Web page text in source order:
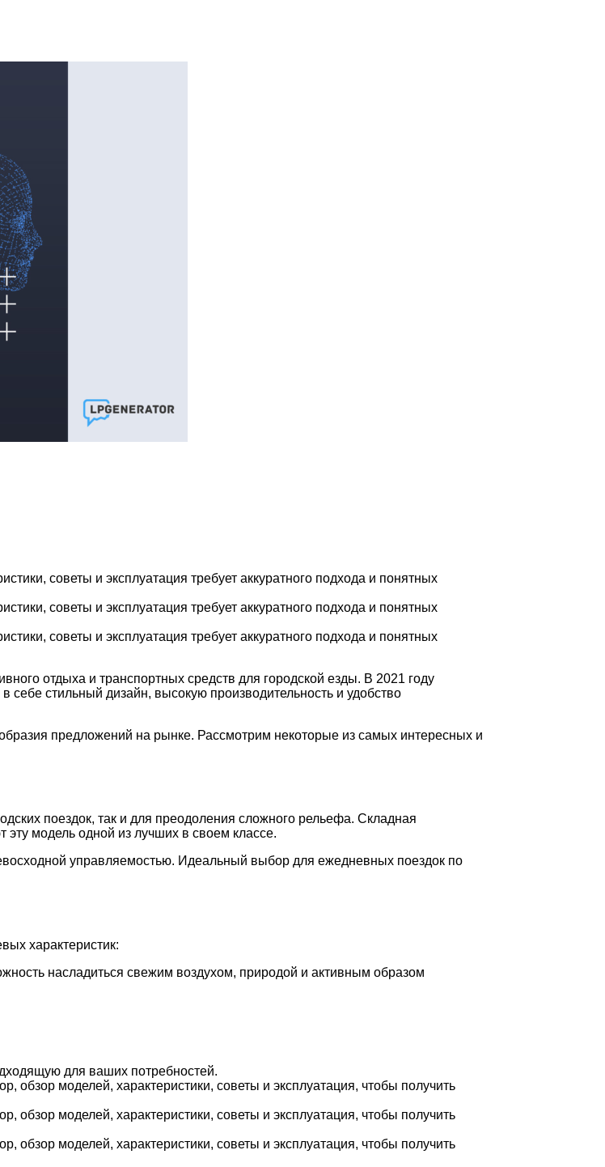
советы и эксплуатация требует аккуратного подхода и понятных
советы и эксплуатация требует аккуратного подхода и понятных
советы и эксплуатация требует аккуратного подхода и понятных
отдыха и транспортных средств для городской езды. В 2021 году
стильный дизайн, высокую производительность и удобство
предложений на рынке. Рассмотрим некоторые из самых интересных и
поездок, так и для преодоления сложного рельефа. Складная
модель одной из лучших в своем классе.
управляемостью. Идеальный выбор для ежедневных поездок по
характеристик:
насладиться свежим воздухом, природой и активным образом
для ваших потребностей.
обзор моделей, характеристики, советы и эксплуатация, чтобы получить
обзор моделей, характеристики, советы и эксплуатация, чтобы получить
обзор моделей, характеристики, советы и эксплуатация, чтобы получить